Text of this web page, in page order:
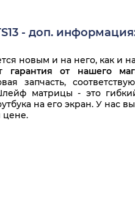
- доп.
новым и на него, как и
гарантия от нашего
запчасть,
матрицы - это
на его экран. У нас
цене.